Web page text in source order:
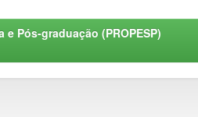
Pós-graduação (PROPESP)